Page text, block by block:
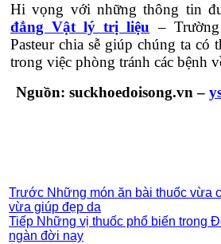
Hi vọng với những thông tin
đẳng Vật lý trị liệu –
Pasteur chia sễ giúp chúng ta có
trong việc phòng tránh các bệnh
Nguồn: suckhoedoisong.vn –
Trước Những món ăn bài thuốc vừa
vừa giúp đẹp da
Tiếp Những vị thuốc phổ biến trong
ngàn đời nay